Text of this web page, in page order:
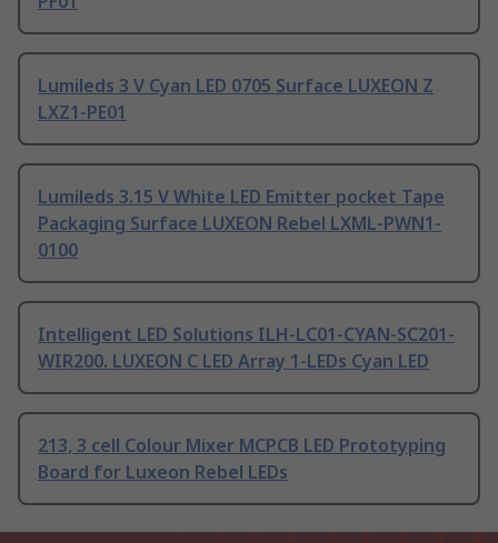
Lumileds 3 V Cyan LED 0705 Surface LUXEON Z
LXZ1-PE01
Lumileds 3.15 V White LED Emitter pocket Tape
Packaging Surface LUXEON Rebel LXML-PWN1-
0100
Intelligent LED Solutions ILH-LC01-CYAN-SC201-
WIR200. LUXEON C LED Array 1-LEDs Cyan LED
213, 3 cell Colour Mixer MCPCB LED Prototyping
Board for Luxeon Rebel LEDs